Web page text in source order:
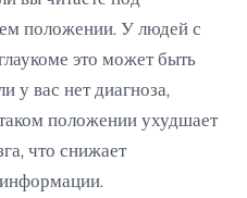
положении. У людей с
это может быть
у вас нет диагноза,
положении ухудшает
что снижает